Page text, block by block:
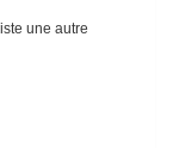
une autre